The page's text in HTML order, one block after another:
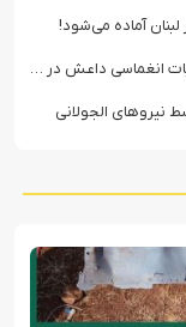
لبنان آماده می‌شود!
انغماسی داعش در رقه
نیروهای الجولانی